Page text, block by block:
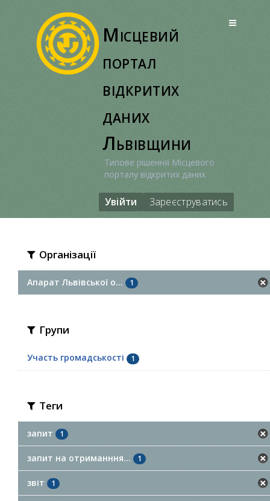
Місцевий
портал
відкритих
даних
Львівщини
Типове рішення Місцевого
порталу відкритих даних
Увійти Зареєструватись
Організації
Апарат Львівської о... 1
Групи
Участь громадськості 1
Теги
запит 1
запит на отриманння... 1
звіт 1